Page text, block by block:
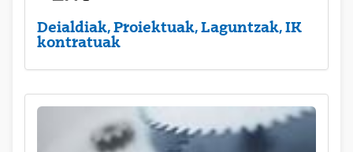
Deialdiak, Proiektuak, Laguntzak, IK
kontratuak